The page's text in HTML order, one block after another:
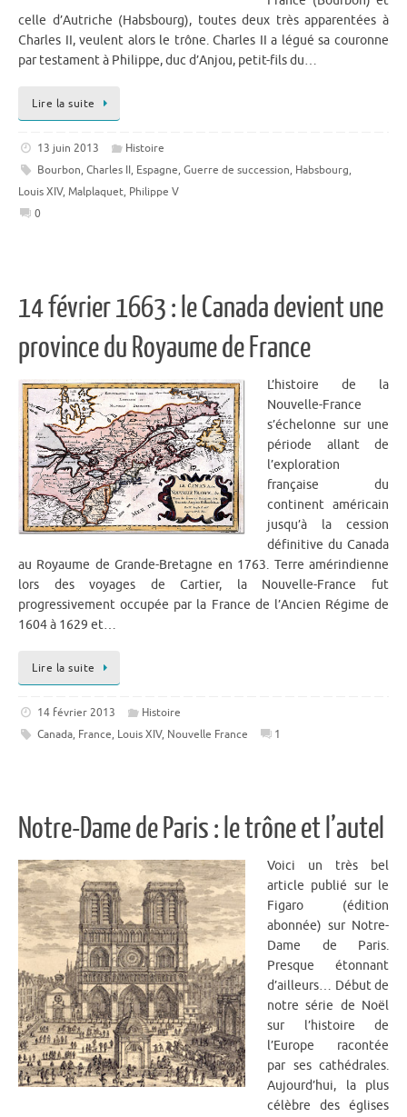
celle d’Autriche (Habsbourg), toutes deux très apparentées à
Charles II, veulent alors le trône. Charles II a légué sa couronne
par testament à Philippe, duc d’Anjou, petit-fils du…
Lire la suite
13 juin 2013
Histoire
Bourbon, Charles II, Espagne, Guerre de succession, Habsbourg,
Louis XIV, Malplaquet, Philippe V
0
14 février 1663 : le Canada devient une
province du Royaume de France
L’histoire de la
Nouvelle-France
s’échelonne sur une
période allant de
l’exploration
française du
continent américain
jusqu’à la cession
définitive du Canada
au Royaume de Grande-Bretagne en 1763. Terre amérindienne
lors des voyages de Cartier, la Nouvelle-France fut
progressivement occupée par la France de l’Ancien Régime de
1604 à 1629 et…
Lire la suite
14 février 2013
Histoire
Canada, France, Louis XIV, Nouvelle France 1
Notre-Dame de Paris : le trône et l’autel
Voici un très bel
article publié sur le
Figaro (édition
abonnée) sur Notre-
Dame de Paris.
Presque étonnant
d’ailleurs… Début de
notre série de Noël
sur l’histoire de
l’Europe racontée
par ses cathédrales.
Aujourd’hui, la plus
célèbre des églises